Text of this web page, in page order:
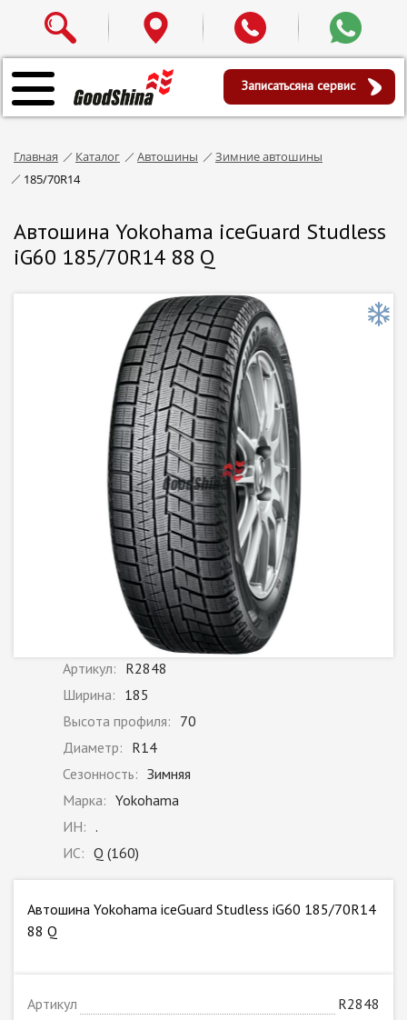
Записатьсяна сервис
Главная Каталог Автошины
Зимние автошины
185/70R14
Автошина Yokohama iceGuard Studless
iG60 185/70R14 88 Q
Артикул: R2848
Ширина: 185
Высота профиля: 70
Диаметр: R14
Сезонность: Зимняя
Марка: Yokohama
ИН: .
ИС: Q (160)
Автошина Yokohama iceGuard Studless iG60 185/70R14
88 Q
Артикул
R2848